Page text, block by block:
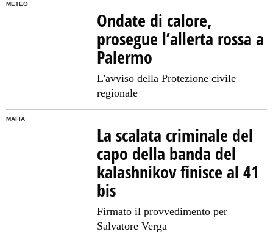
METEO
Ondate di calore,
prosegue l’allerta rossa a
Palermo
L'avviso della Protezione civile
regionale
MAFIA
La scalata criminale del
capo della banda del
kalashnikov finisce al 41
bis
Firmato il provvedimento per
Salvatore Verga